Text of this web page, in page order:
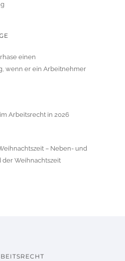
einen
wenn er ein Arbeitnehmer
im Arbeitsrecht in 2026
– Neben- und
der Weihnachtszeit